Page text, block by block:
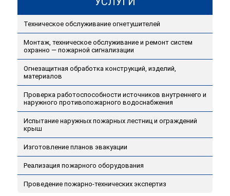
Техническое обслуживание огнетушителей
Монтаж, техническое обслуживание и ремонт систем
охранно — пожарной сигнализации
Огнезащитная обработка конструкций, изделий,
материалов
Проверка работоспособности источников внутреннего и
наружного противопожарного водоснабжения
Испытание наружных пожарных лестниц и ограждений
крыш
Изготовление планов эвакуации
Реализация пожарного оборудования
Проведение пожарно-технических экспертиз